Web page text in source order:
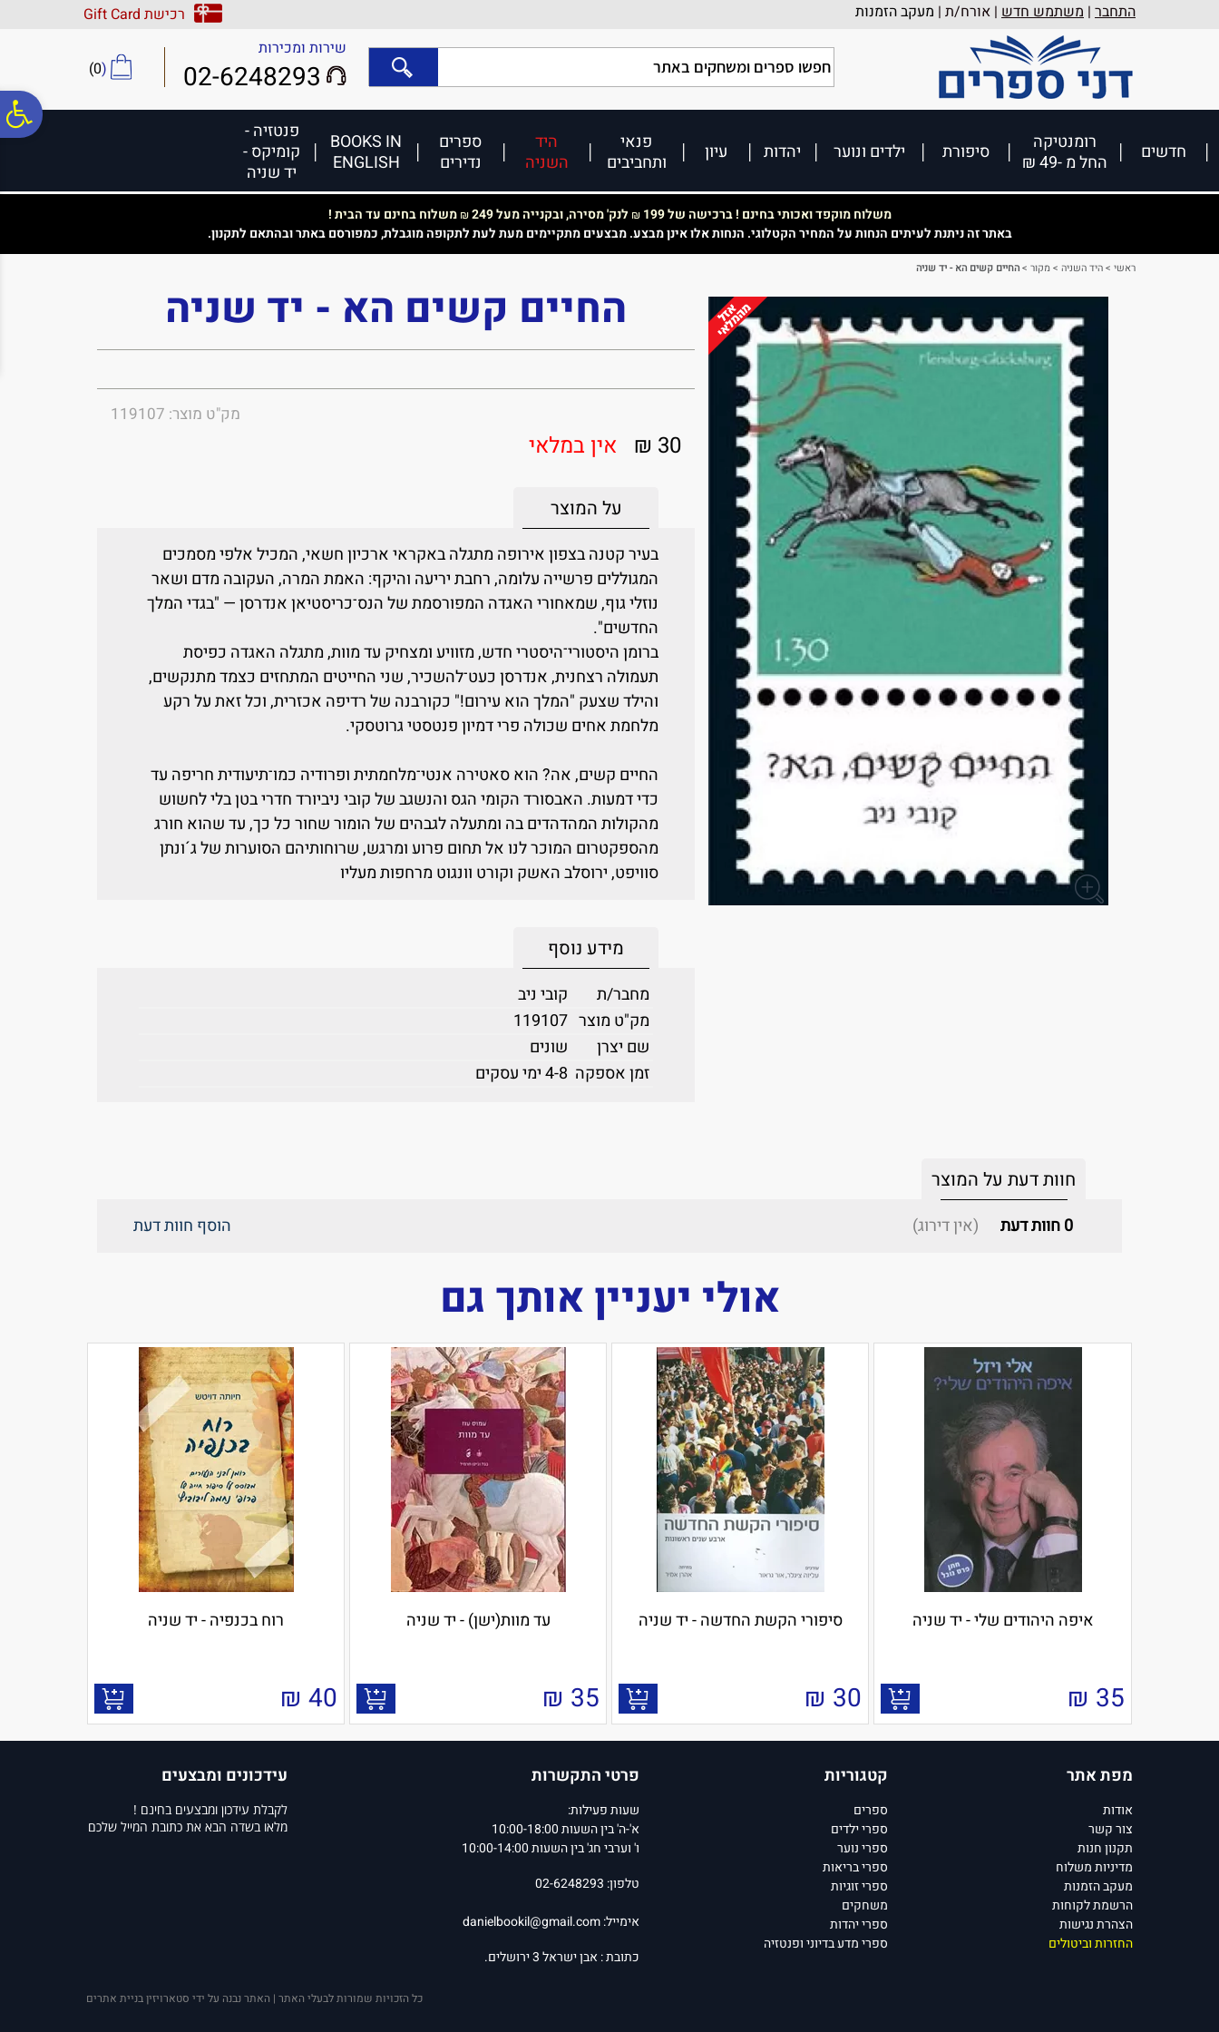
נגישות
אתר
המרכזי
התחבר | משתמש חדש | אורח/ת | מעקב הזמנות
רכישת Gift Card
שירות ומכירות
02-6248293
(
0
)
חדשים
רומנטיקה
החל מ -49 ₪
סיפורת ילדים ונוער יהדות עיון
פנאי
ותחביבים
היד
השניה
ספרים
נדירים
BOOKS IN
ENGLISH
פנטזיה -
קומיקס -
יד שניה
משלוח מוקפד ואכותי בחינם ! ברכישה של 199 ₪ לנק' מסירה, ובקנייה מעל 249 ₪משלוח בחינם עד הבית !
באתר זה ניתנת לעיתים הנחות על המחיר הקטלוגי. הנחות אלו אינן מבצע. מבצעים מתקיימים מעת לעת לתקופה מוגבלת, כמפורסם באתר ובהתאם לתקנון.
ראשי >היד השניה >מקור >החיים קשים הא - יד שניה
החיים קשים הא - יד שניה
מק"ט מוצר: 119107
30 ₪ אין במלאי
על המוצר
בעיר קטנה בצפון אירופה מתגלה באקראי ארכיון חשאי, המכיל אלפי מסמכים
המגוללים פרשייה עלומה, רחבת יריעה והיקף: האמת המרה, העקובה מדם ושאר
נוזלי גוף, שמאחורי האגדה המפורסמת של הנס־כריסטיאן אנדרסן — "בגדי המלך
החדשים".
ברומן היסטורי־היסטרי חדש, מזוויע ומצחיק עד מוות, מתגלה האגדה כפיסת
תעמולה רצחנית, אנדרסן כעט־להשכיר, שני החייטים המתחזים כצמד מתנקשים,
והילד שצעק "המלך הוא עירום!" כקורבנה של רדיפה אכזרית, וכל זאת על רקע
מלחמת אחים שכולה פרי דמיון פנטסטי גרוטסקי.
החיים קשים, אה? הוא סאטירה אנטי־מלחמתית ופרודיה כמו־תיעודית חריפה עד
כדי דמעות. האבסורד הקומי הגס והנשגב של קובי ניביורד חדרי בטן בלי לחשוש
מהקולות המהדהדים בה ומתעלה לגבהים של הומור שחור כל כך, עד שהוא חורג
מהספקטרום המוכר לנו אל תחום פרוע ומרגש, שרוחותיהם הסוערות של ג´ונתן
סוויפט, ירוסלב האשק וקורט וונגוט מרחפות מעליו
מידע נוסף
מחבר/ת
קובי ניב
מק"ט מוצר 119107
שם יצרן
שונים
זמן אספקה 4-8 ימי עסקים
חוות דעת על המוצר
0חוות דעת (אין דירוג) הוסף חוות דעת
אולי יעניין אותך גם
איפה היהודים שלי - יד שניה
35
₪
סיפורי הקשת החדשה - יד שניה
30
₪
עד מוות(ישן) - יד שניה
35
₪
רוח בכנפיה - יד שניה
40
₪
מפת אתר
אודות
צור קשר
תקנון חנות
מדיניות משלוח
מעקב הזמנות
הרשמת לקוחות
הצהרת נגישות
החזרות וביטולים
קטגוריות
ספרים
ספרי ילדים
ספרי נוער
ספרי בריאות
ספרי זוגיות
משחקים
ספרי יהדות
ספרי מדע בדיוני ופנטזיה
פרטי התקשרות
שעות פעילות:
א'-ה' בין השעות 10:00-18:00
ו' וערבי חג' בין השעות 10:00-14:00
טלפון: 02-6248293
אימייל:danielbookil@gmail.com
כתובת : אבן ישראל 3 ירושלים.
עידכונים ומבצעים
לקבלת עידכון ומבצעים בחינם !
מלאו בשדה הבא את כתובת המייל שלכם
כל הזכויות שמורות לבעלי האתר | האתר נבנה על ידי סטארויזין בניית אתרים